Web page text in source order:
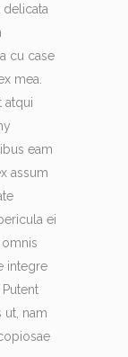
delicata
cu case
mea.
atqui
eam
assum
ei
integre
ut, nam